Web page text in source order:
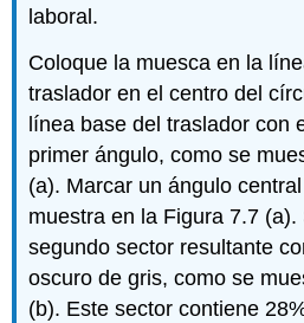
laboral.
Coloque la muesca en la
traslador en el centro del
línea base del traslador con
primer ángulo, como se
(a). Marcar un ángulo
muestra en la Figura 7.7 (a).
segundo sector resultante
oscuro de gris, como se
(b). Este sector contiene